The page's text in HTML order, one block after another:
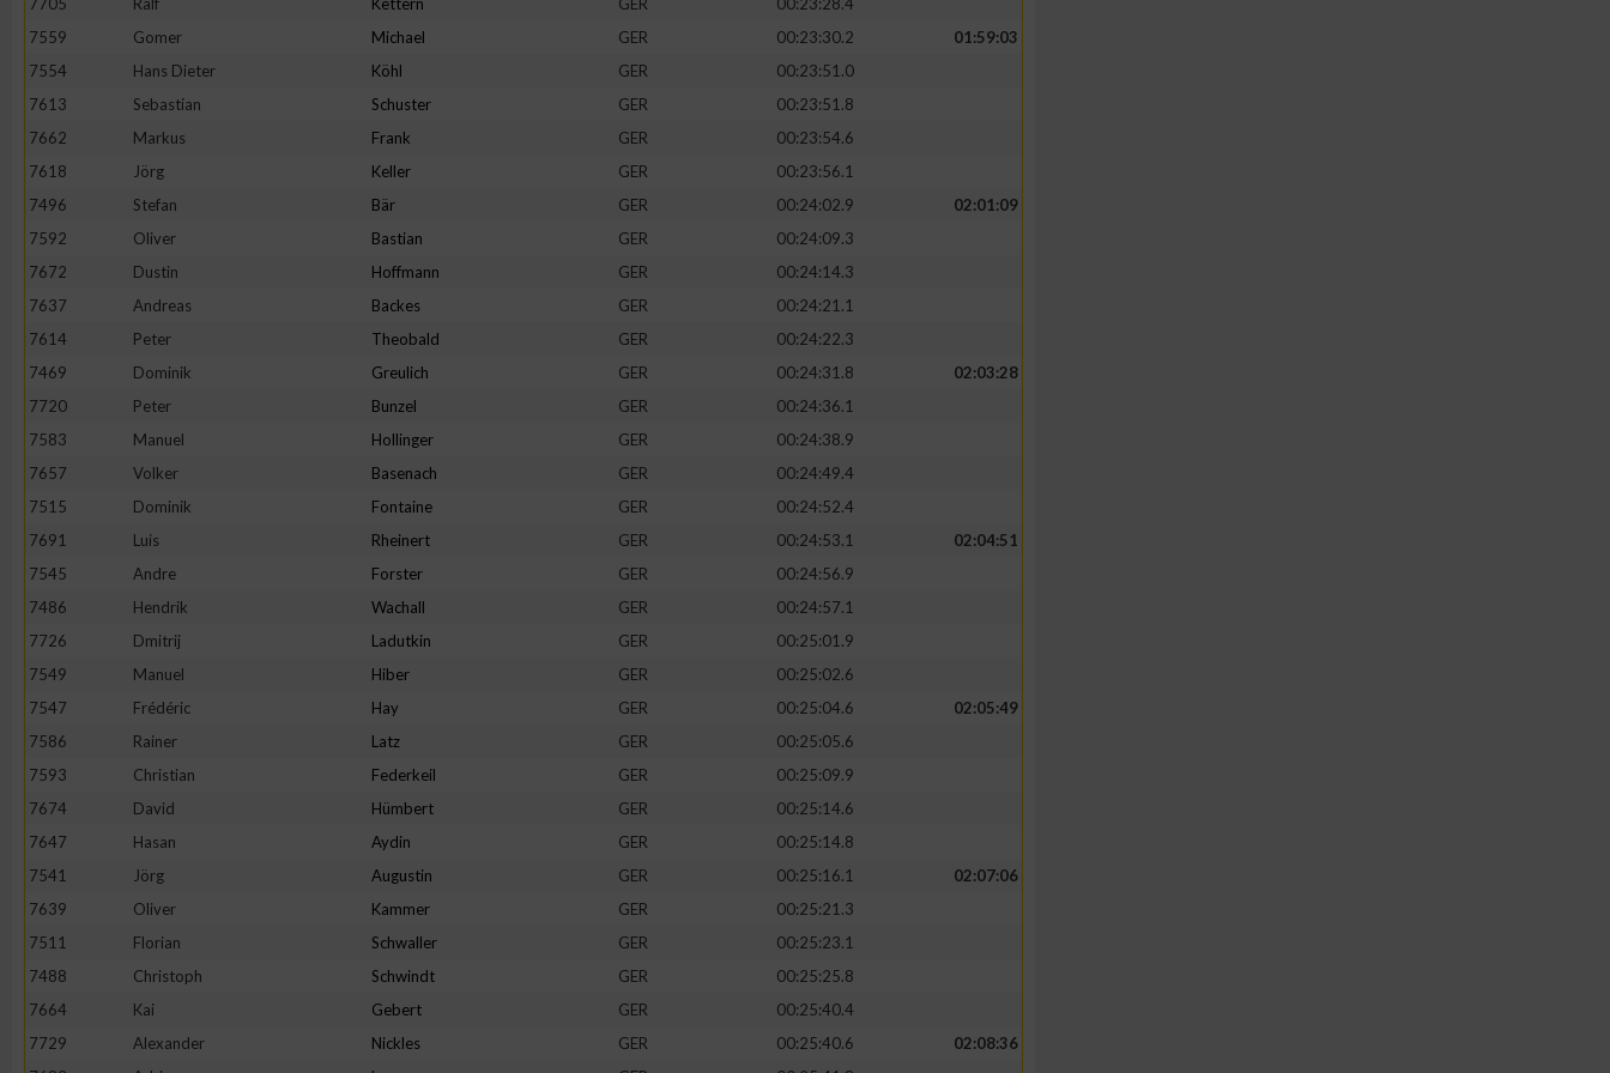
7559
Gomer Michael GER 00:23:30.2
01:59:03
7554
Hans Dieter Köhl GER
00:23:51.0
7613
Sebastian Schuster GER
00:23:51.8
7662
Markus Frank GER
00:23:54.6
7618
Jörg Keller GER
00:23:56.1
7496
Stefan Bär GER 00:24:02.9
02:01:09
7592
Oliver Bastian GER
00:24:09.3
7672
Dustin Hoffmann GER
00:24:14.3
7637
Andreas Backes GER
00:24:21.1
7614
Peter Theobald GER
00:24:22.3
7469
Dominik Greulich GER 00:24:31.8
02:03:28
7720
Peter Bunzel GER
00:24:36.1
7583
Manuel Hollinger GER
00:24:38.9
7657
Volker Basenach GER
00:24:49.4
7515
Dominik Fontaine GER
00:24:52.4
7691
Luis Rheinert GER 00:24:53.1
02:04:51
7545
Andre Forster GER
00:24:56.9
7486
Hendrik Wachall GER
00:24:57.1
7726
Dmitrij Ladutkin GER
00:25:01.9
7549
Manuel Hiber GER
00:25:02.6
7547
Frédéric Hay GER 00:25:04.6
02:05:49
7586
Rainer Latz GER
00:25:05.6
7593
Christian Federkeil GER
00:25:09.9
7674
David Hümbert GER
00:25:14.6
7647
Hasan Aydin GER
00:25:14.8
7541
Jörg Augustin GER 00:25:16.1
02:07:06
7639
Oliver Kammer GER
00:25:21.3
7511
Florian Schwaller GER
00:25:23.1
7488
Christoph Schwindt GER
00:25:25.8
7664
Kai Gebert GER
00:25:40.4
7729
Alexander Nickles GER 00:25:40.6
02:08:36
Erstellung von Profilen zur Personalisierung von Inhalten
Messung der Werbeleistung
Messung der Performance von Inhalten
Analyse von Zielgruppen durch Statistiken oder Kombinationen von Daten aus
Entwicklung und Verbesserung der Angebote
IAB-Besonderheiten:
Geräte anhand von aktiv angeforderten Informationen identifizieren
Nicht-IAB-Verarbeitungszwecke:
Notwendig
Performance
Funktional